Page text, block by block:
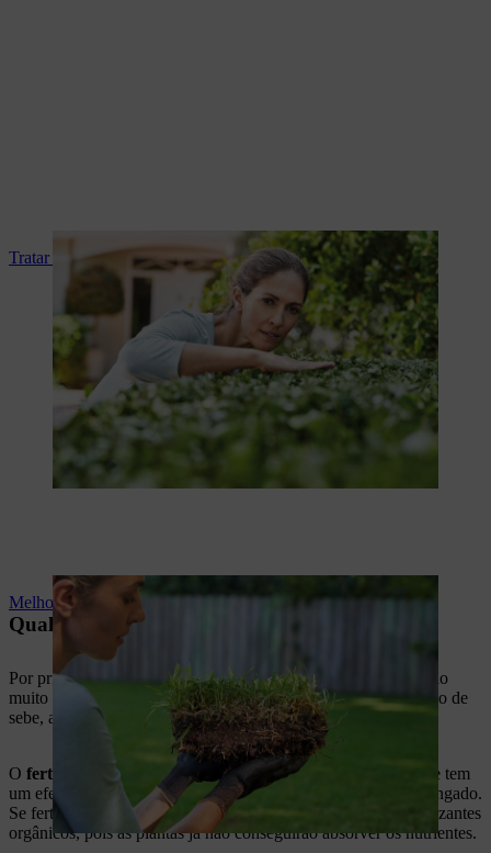
Tratar doenças das sebes
Melhorar a qualidade do solo
Qual fertilizante é adequado para que sebe?
Por princípio, os fertilizantes orgânicos de longa duração
são
muito adequados para fertilizar sebes. Mas, dependendo do tipo de
sebe, a fertilização ideal pode ser diferente.
O fertilizante azul
, por exemplo, é relativamente substancial e tem
um efeito imediato visível, mas não tem um efeito muito prolongado.
Se fertilizar a sua sebe com granulado azul, prescinda de fertilizantes
orgânicos, pois as plantas já não conseguirão absorver os nutrientes.